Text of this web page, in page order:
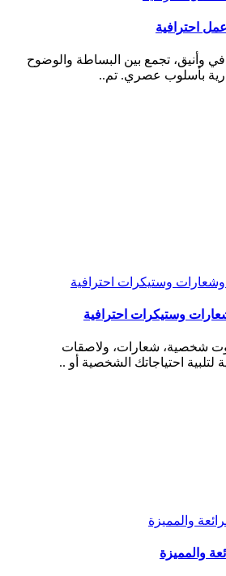
احترافية
وأنيق، تجمع بين البساطة والوضوح
بأسلوب عصري. تم..
وستيكرات احترافية
شخصية، شعارات، ولاصقات
لتلبية احتياجاتك الشخصية أو ..